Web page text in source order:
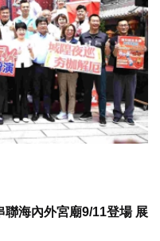
聯海內外宮廟9/11登場 展